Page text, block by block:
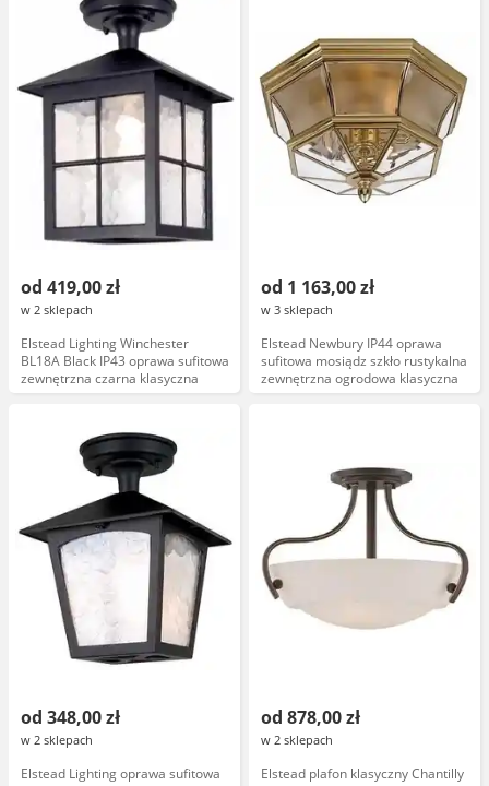
od 419,00 zł
w 2 sklepach
Elstead Lighting Winchester
BL18A Black IP43 oprawa sufitowa
zewnętrzna czarna klasyczna
od 1 163,00 zł
w 3 sklepach
Elstead Newbury IP44 oprawa
sufitowa mosiądz szkło rustykalna
zewnętrzna ogrodowa klasyczna
od 348,00 zł
w 2 sklepach
Elstead Lighting oprawa sufitowa
od 878,00 zł
w 2 sklepach
Elstead plafon klasyczny Chantilly